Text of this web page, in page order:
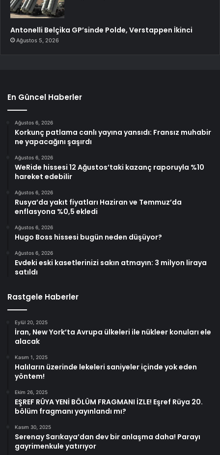
Antonelli Belçika GP’sinde Polde, Verstappen İkinci
Ağustos 5, 2026
En Güncel Haberler
Ağustos 6, 2026
Korkunç patlama canlı yayına yansıdı: Fransız muhabir
ne yapacağını şaşırdı
Ağustos 6, 2026
WeRide hissesi 12 Ağustos’taki kazanç raporuyla %10
hareket edebilir
Ağustos 6, 2026
Rusya’da yakıt fiyatları Haziran ve Temmuz’da
enflasyona %0,5 ekledi
Ağustos 6, 2026
Hugo Boss hissesi bugün neden düşüyor?
Ağustos 6, 2026
Evdeki eski kasetlerinizi sakın atmayın: 3 milyon liraya
satıldı
Rastgele Haberler
Eylül 20, 2025
İran, New York’ta Avrupa ülkeleri ile nükleer konuları ele
alacak
Kasım 1, 2025
Halıların üzerinde lekeleri saniyeler içinde yok eden
yöntem!
Ekim 26, 2025
EŞREF RÜYA YENİ BÖLÜM FRAGMANI İZLE! Eşref Rüya 20.
bölüm fragmanı yayınlandı mı?
Kasım 30, 2025
Serenay Sarıkaya’dan dev bir anlaşma daha! Parayı
gayrimenkule yatırıyor